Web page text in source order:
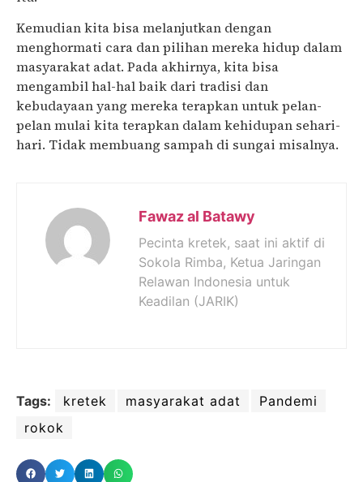
Kemudian kita bisa melanjutkan dengan
menghormati cara dan pilihan mereka hidup dalam
masyarakat adat. Pada akhirnya, kita bisa
mengambil hal-hal baik dari tradisi dan
kebudayaan yang mereka terapkan untuk pelan-
pelan mulai kita terapkan dalam kehidupan sehari-
hari. Tidak membuang sampah di sungai misalnya.
Fawaz al Batawy
Pecinta kretek, saat ini aktif di
Sokola Rimba, Ketua Jaringan
Relawan Indonesia untuk
Keadilan (JARIK)
Tags: kretek masyarakat adat
Pandemi
rokok